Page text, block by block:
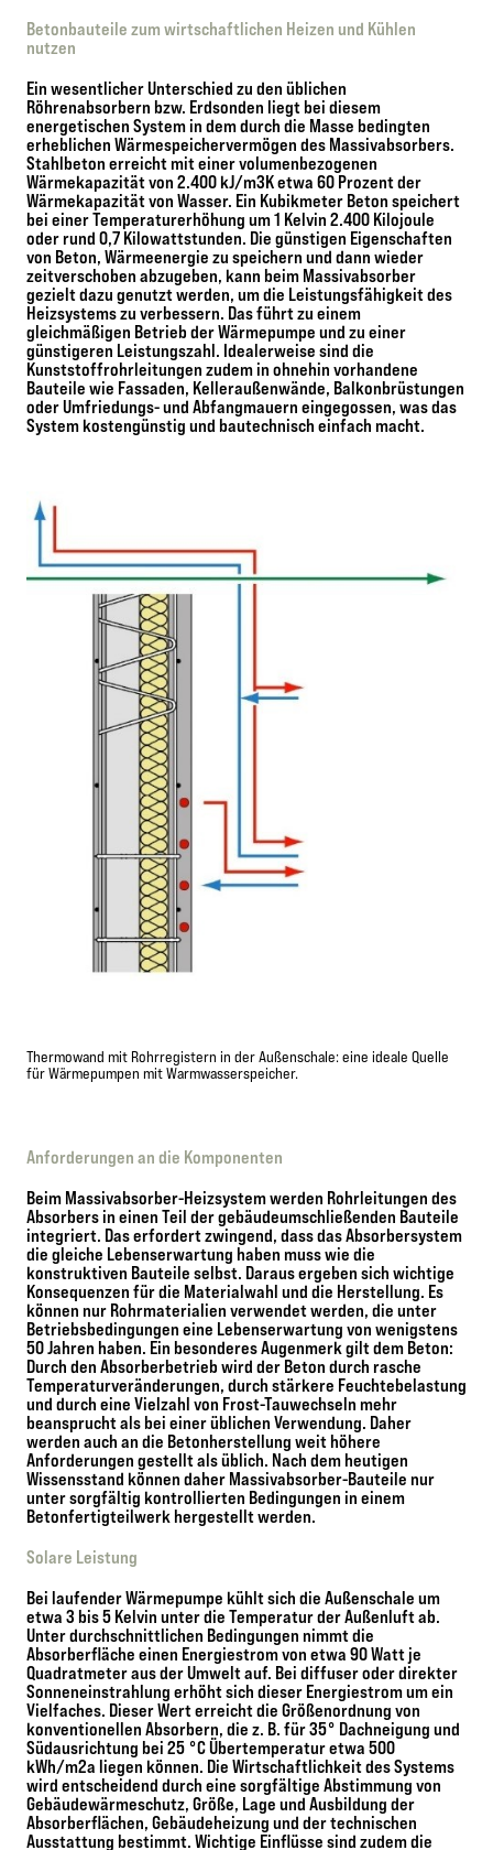
Betonbauteile zum wirtschaftlichen Heizen und Kühlen
nutzen
Ein wesentlicher Unterschied zu den üblichen
Röhrenabsorbern bzw. Erdsonden liegt bei diesem
energetischen System in dem durch die Masse bedingten
erheblichen Wärmespeichervermögen des Massivabsorbers.
Stahlbeton erreicht mit einer volumenbezogenen
Wärmekapazität von 2.400 kJ/m3K etwa 60 Prozent der
Wärmekapazität von Wasser. Ein Kubikmeter Beton speichert
bei einer Temperaturerhöhung um 1 Kelvin 2.400 Kilojoule
oder rund 0,7 Kilowattstunden. Die günstigen Eigenschaften
von Beton, Wärmeenergie zu speichern und dann wieder
zeitverschoben abzugeben, kann beim Massivabsorber
gezielt dazu genutzt werden, um die Leistungsfähigkeit des
Heizsystems zu verbessern. Das führt zu einem
gleichmäßigen Betrieb der Wärmepumpe und zu einer
günstigeren Leistungszahl. Idealerweise sind die
Kunststoffrohrleitungen zudem in ohnehin vorhandene
Bauteile wie Fassaden, Kelleraußenwände, Balkonbrüstungen
oder Umfriedungs- und Abfangmauern eingegossen, was das
System kostengünstig und bautechnisch einfach macht.
Thermowand mit Rohrregistern in der Außenschale: eine ideale Quelle
für Wärmepumpen mit Warmwasserspeicher.
Anforderungen an die Komponenten
Beim Massivabsorber-Heizsystem werden Rohrleitungen des
Absorbers in einen Teil der gebäudeumschließenden Bauteile
integriert. Das erfordert zwingend, dass das Absorbersystem
die gleiche Lebenserwartung haben muss wie die
konstruktiven Bauteile selbst. Daraus ergeben sich wichtige
Konsequenzen für die Materialwahl und die Herstellung. Es
können nur Rohrmaterialien verwendet werden, die unter
Betriebsbedingungen eine Lebenserwartung von wenigstens
50 Jahren haben. Ein besonderes Augenmerk gilt dem Beton:
Durch den Absorberbetrieb wird der Beton durch rasche
Temperaturveränderungen, durch stärkere Feuchtebelastung
und durch eine Vielzahl von Frost-Tauwechseln mehr
beansprucht als bei einer üblichen Verwendung. Daher
werden auch an die Betonherstellung weit höhere
Anforderungen gestellt als üblich. Nach dem heutigen
Wissensstand können daher Massivabsorber-Bauteile nur
unter sorgfältig kontrollierten Bedingungen in einem
Betonfertigteilwerk hergestellt werden.
Solare Leistung
Bei laufender Wärmepumpe kühlt sich die Außenschale um
etwa 3 bis 5 Kelvin unter die Temperatur der Außenluft ab.
Unter durchschnittlichen Bedingungen nimmt die
Absorberfläche einen Energiestrom von etwa 90 Watt je
Quadratmeter aus der Umwelt auf. Bei diffuser oder direkter
Sonneneinstrahlung erhöht sich dieser Energiestrom um ein
Vielfaches. Dieser Wert erreicht die Größenordnung von
konventionellen Absorbern, die z. B. für 35° Dachneigung und
Südausrichtung bei 25 °C Übertemperatur etwa 500
kWh/m2a liegen können. Die Wirtschaftlichkeit des Systems
wird entscheidend durch eine sorgfältige Abstimmung von
Gebäudewärmeschutz, Größe, Lage und Ausbildung der
Absorberflächen, Gebäudeheizung und der technischen
Ausstattung bestimmt. Wichtige Einflüsse sind zudem die